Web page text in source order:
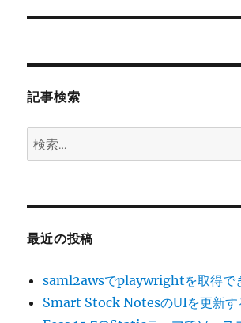
ー
投
記事検索
検
索:
最近の投稿
saml2awsでplaywrightを取得で
Smart Stock NotesのUIを更新す